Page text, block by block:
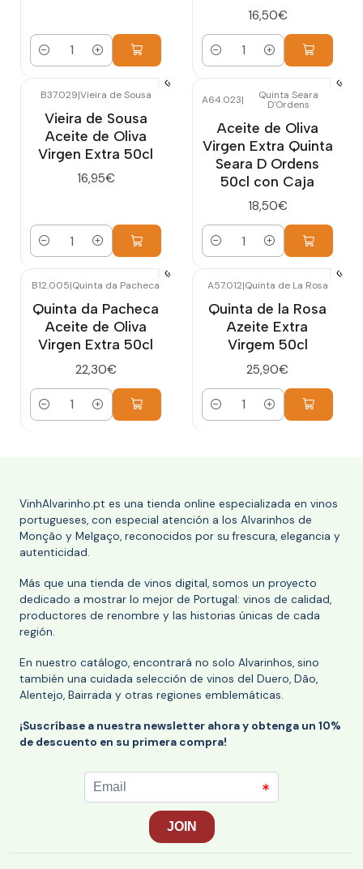
Cantidad
16,50€
Cantidad
B37.029|Vieira de Sousa
Vieira de Sousa
Aceite de Oliva
Virgen Extra 50cl
16,95€
Cantidad
A64.023| Quinta Seara
D'Ordens
Aceite de Oliva
Virgen Extra Quinta
Seara D Ordens
50cl con Caja
18,50€
Cantidad
B12.005|Quinta da Pacheca
Quinta da Pacheca
Aceite de Oliva
Virgen Extra 50cl
22,30€
Cantidad
A57.012|Quinta de La Rosa
Quinta de la Rosa
Azeite Extra
Virgem 50cl
25,90€
Cantidad
VinhAlvarinho.pt es una tienda online especializada en vinos
portugueses, con especial atención a los Alvarinhos de
Monção y Melgaço, reconocidos por su frescura, elegancia y
autenticidad.
Más que una tienda de vinos digital, somos un proyecto
dedicado a mostrar lo mejor de Portugal: vinos de calidad,
productores de renombre y las historias únicas de cada
región.
En nuestro catálogo, encontrará no solo Alvarinhos, sino
también una cuidada selección de vinos del Duero, Dão,
Alentejo, Bairrada y otras regiones emblemáticas.
¡Suscríbase a nuestra newsletter ahora y obtenga un 10%
de descuento en su primera compra!